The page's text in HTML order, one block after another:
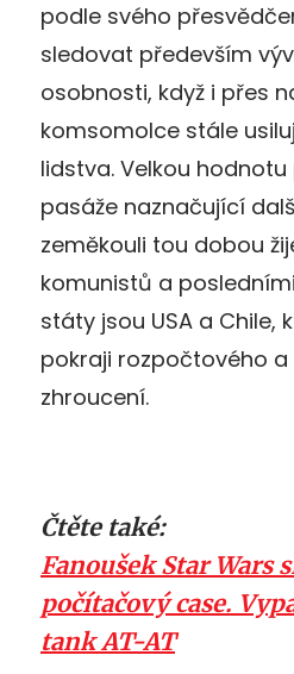
podle svého
sledovat především
osobnosti, když i přes
komsomolce stále
lidstva. Velkou
pasáže naznačující
zeměkouli tou dobou
komunistů a
státy jsou USA a Chile,
pokraji rozpočtového
zhroucení.
Čtěte také:
Fanoušek Star Wars
počítačový case.
tank AT-AT